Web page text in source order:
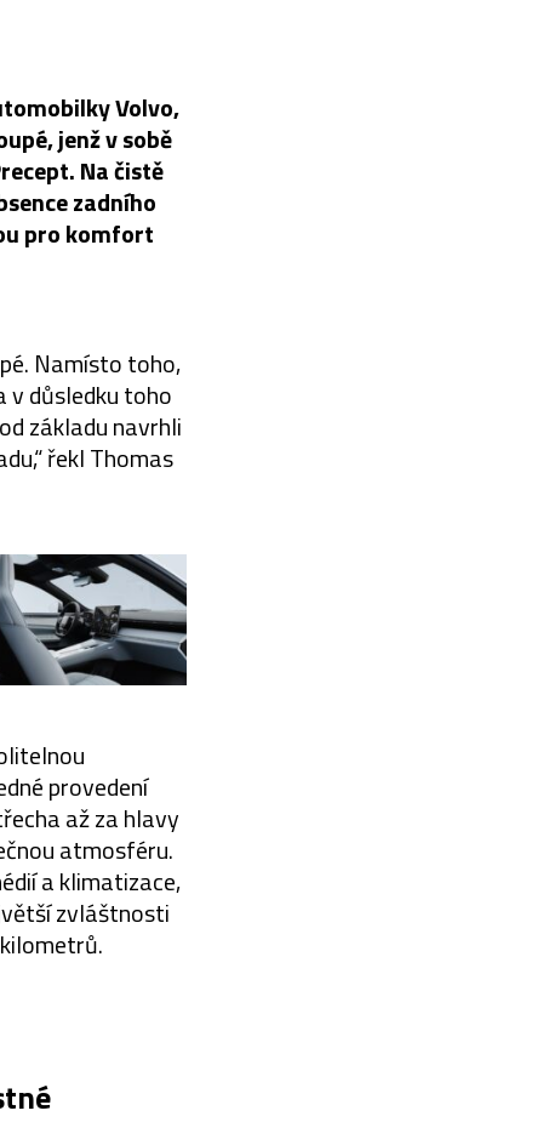
Volvo,
jenž v sobě
Na čistě
zadního
pro komfort
Namísto toho,
v důsledku toho
základu navrhli
řekl Thomas
provedení
až za hlavy
atmosféru.
a klimatizace,
zvláštnosti